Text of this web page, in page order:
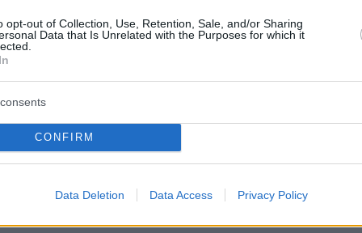
opt-out of Collection, Use, Retention, Sale, and/or Sharing
Data that Is Unrelated with the Purposes for which it
CONFIRM
Data Deletion Data Access Privacy Policy
(4) ΠΡΟΣΘΗΚΗ ΣΧΟΛΙΟΥ
λαθροταλιμπανοτσυριζομπαχαλισταν! ΝΑΙ, ΕΙΝΑΙ ΚΑΙ
ΑΥΤΟ ΠΟΥ ΣΥΜΒΑΙΝΕΙ ΚΑΙ Ο,ΤΙ ΚΑΙ ΝΑ ΠΕΙΣ, ΑΥΤΟ